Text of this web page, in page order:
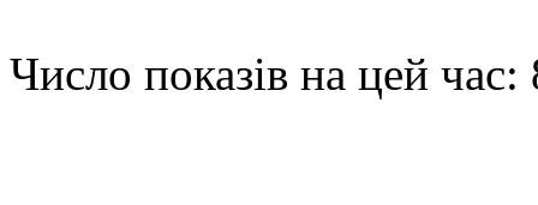
Число показів на цей час: